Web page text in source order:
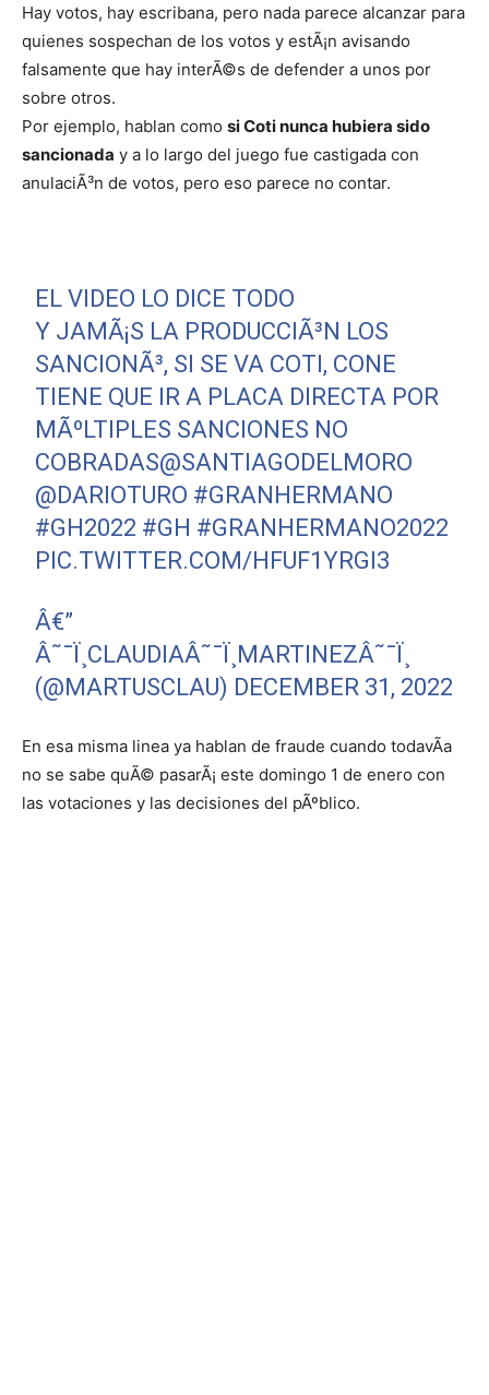
Hay votos, hay escribana, pero nada parece alcanzar para
quienes sospechan de los votos y estÃ¡n avisando
falsamente que hay interÃ©s de defender a unos por
sobre otros.
Por ejemplo, hablan como si Coti nunca hubiera sido
sancionada y a lo largo del juego fue castigada con
anulaciÃ³n de votos, pero eso parece no contar.
EL VIDEO LO DICE TODO
Y JAMÃ¡S LA PRODUCCIÃ³N LOS
SANCIONÃ³, SI SE VA COTI, CONE
TIENE QUE IR A PLACA DIRECTA POR
MÃºLTIPLES SANCIONES NO
COBRADAS@SANTIAGODELMORO
@DARIOTURO #GRANHERMANO
#GH2022 #GH #GRANHERMANO2022
PIC.TWITTER.COM/HFUF1YRGI3
Â€”
Â˜¯Ï¸CLAUDIAÂ˜¯Ï¸MARTINEZÂ˜¯Ï¸
(@MARTUSCLAU) DECEMBER 31, 2022
En esa misma linea ya hablan de fraude cuando todavÃ­a
no se sabe quÃ© pasarÃ¡ este domingo 1 de enero con
las votaciones y las decisiones del pÃºblico.